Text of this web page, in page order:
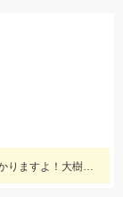
小型が多かったですが黄色いアユが追って掛かりますよ！大樹寺店スタッフ岩崎釣行